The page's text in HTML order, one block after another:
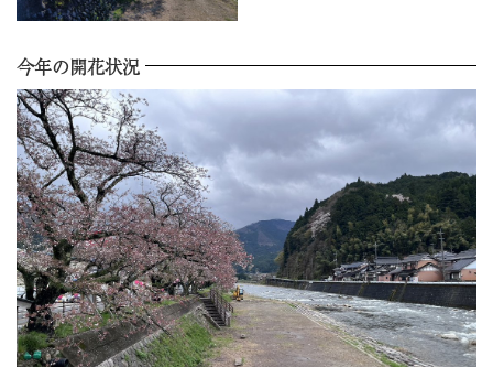
今年の開花状況